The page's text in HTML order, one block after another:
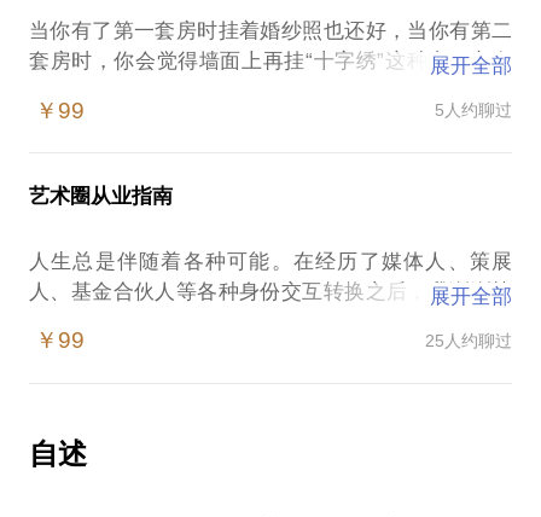
当你有了第一套房时挂着婚纱照也还好，当你有第二
套房时，你会觉得墙面上再挂“十字绣”这种东西实在
时一文不值，有时千金难买。
了套了，钱闲着肯定被通胀整缩水了。还好，我们还
有艺术品，你知道真正的财富阶层，他们的终极消
高。那么，买什么 ，怎么买，怎么卖？
如何找到让自己欲罢不能的心仪之作
好看和升值，到底哪个更重要
艺术本来是一种风景，遇见你之后，它变成一种心
展开全部
￥99 5人约聊过
艺术圈从业指南
人生总是伴随着各种可能。在经历了媒体人、策展
人、基金合伙人等各种身份交互转换之后，我渐渐熟
之下，有时真的是惊涛骇浪的汹涌。
策展人到底是个什么鬼？ 怎么找艺术家、写策划案、
找赞助，做画册？
展开全部
￥99 25人约聊过
自述